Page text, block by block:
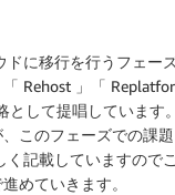
ドに移行を行うフェー
Rehost 」「
して提唱しています
このフェーズでの課
く記載していますので
めていきます。